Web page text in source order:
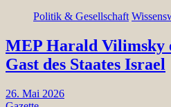
Politik & Gesellschaft
MEP Harald Vilimsky
Gast des Staates Israel
26. Mai 2026